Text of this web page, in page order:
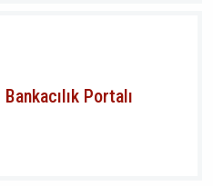
Portalı